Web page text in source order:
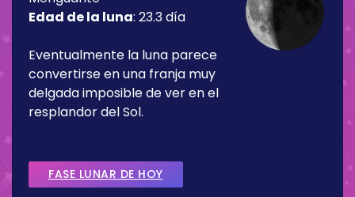
Edad de la luna: 23.3 día
Eventualmente la luna parece
convertirse en una franja muy
delgada imposible de ver en el
resplandor del Sol.
FASE LUNAR DE HOY